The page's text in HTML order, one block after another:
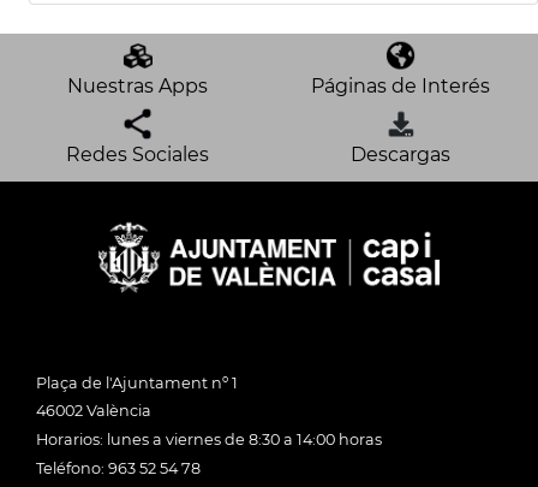
Nuestras Apps Páginas de Interés
Redes Sociales Descargas
Plaça de l'Ajuntament nº 1
46002 València
Horarios: lunes a viernes de 8:30 a 14:00 horas
Teléfono: 963 52 54 78